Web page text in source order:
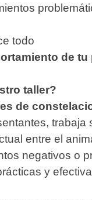
todo
de
taller?
de
entre el
negativos o
y